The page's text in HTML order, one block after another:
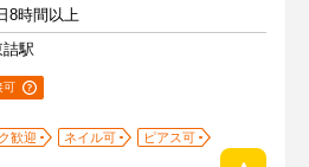
8時間以上
駅
可
歓迎 ネイル可
ピアス可